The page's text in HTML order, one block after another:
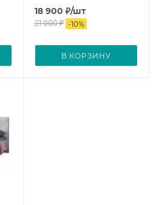
18 900 ₽/шт
21 000₽ -10%
В КОРЗИНУ